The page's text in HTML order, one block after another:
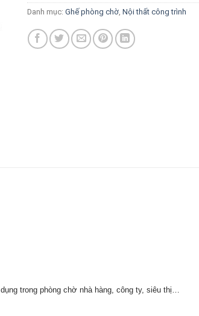
Danh mục: Ghế phòng chờ, Nội thất công trình
trong phòng chờ nhà hàng, công ty, siêu thị…